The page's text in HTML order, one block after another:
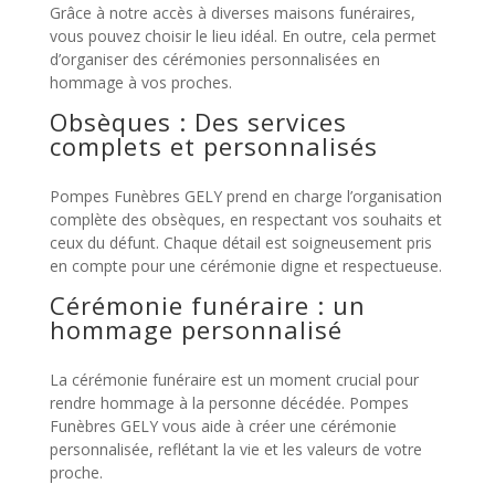
Grâce à notre accès à diverses maisons funéraires,
vous pouvez choisir le lieu idéal. En outre, cela permet
d’organiser des cérémonies personnalisées en
hommage à vos proches.
Obsèques : Des services
complets et personnalisés
Pompes Funèbres GELY prend en charge l’organisation
complète des obsèques, en respectant vos souhaits et
ceux du défunt. Chaque détail est soigneusement pris
en compte pour une cérémonie digne et respectueuse.
Cérémonie funéraire : un
hommage personnalisé
La cérémonie funéraire est un moment crucial pour
rendre hommage à la personne décédée. Pompes
Funèbres GELY vous aide à créer une cérémonie
personnalisée, reflétant la vie et les valeurs de votre
proche.